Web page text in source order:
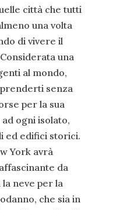
città che tutti
una volta
di vivere il
una
al mondo,
senza
per la sua
ogni isolato,
ed edifici storici.
York avrà
da
neve per la
che sia in